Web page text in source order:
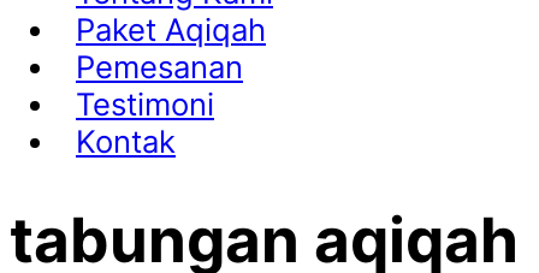
Paket Aqiqah
Pemesanan
Testimoni
Kontak
tabungan aqiqah